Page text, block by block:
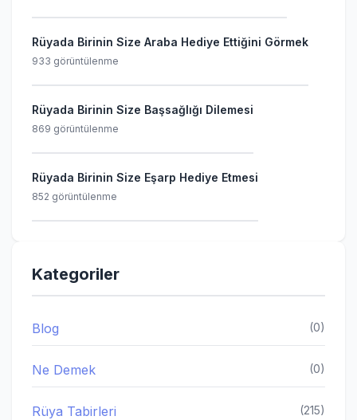
Rüyada Birinin Size Araba Hediye Ettiğini Görmek
933 görüntülenme
Rüyada Birinin Size Başsağlığı Dilemesi
869 görüntülenme
Rüyada Birinin Size Eşarp Hediye Etmesi
852 görüntülenme
Kategoriler
Blog (0)
Ne Demek (0)
Rüya Tabirleri (215)